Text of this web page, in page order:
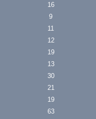
16
9
11
12
19
13
30
21
19
63